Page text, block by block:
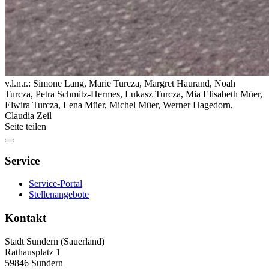
v.l.n.r.: Simone Lang, Marie Turcza, Margret Haurand, Noah
Turcza, Petra Schmitz-Hermes, Lukasz Turcza, Mia Elisabeth Müer,
Elwira Turcza, Lena Müer, Michel Müer, Werner Hagedorn,
Claudia Zeil
Seite teilen
Service
Service-Portal
Stellenangebote
Kontakt
Stadt Sundern (Sauerland)
Rathausplatz 1
59846 Sundern